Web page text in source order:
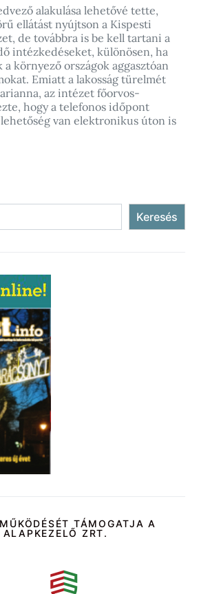
alakulása lehetővé tette,
ellátást nyújtson a Kispesti
de továbbra is be kell tartani a
intézkedéseket, különösen, ha
környező országok aggasztóan
Emiatt a lakosság türelmét
az intézet főorvos-
hogy a telefonos időpont
van elektronikus úton is
Keresés
TÁMOGATJA A
ALAPKEZELŐ ZRT.